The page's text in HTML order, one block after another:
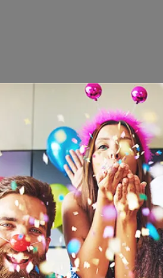
圓錐氣球座-淺藍(112725.54)
售價NT$49